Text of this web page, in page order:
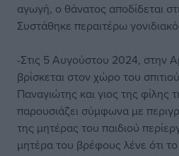
αγωγή, ο θάνατος αποδίδεται
Συστάθηκε περαιτέρω
-Στις 5 Αυγούστου 2024, στην
βρίσκεται στον χώρο του
Παναγιώτης και γιος της φίλης
παρουσιάζει σύμφωνα με
της μητέρας του παιδιού
μητέρα του βρέφους λένε ότι